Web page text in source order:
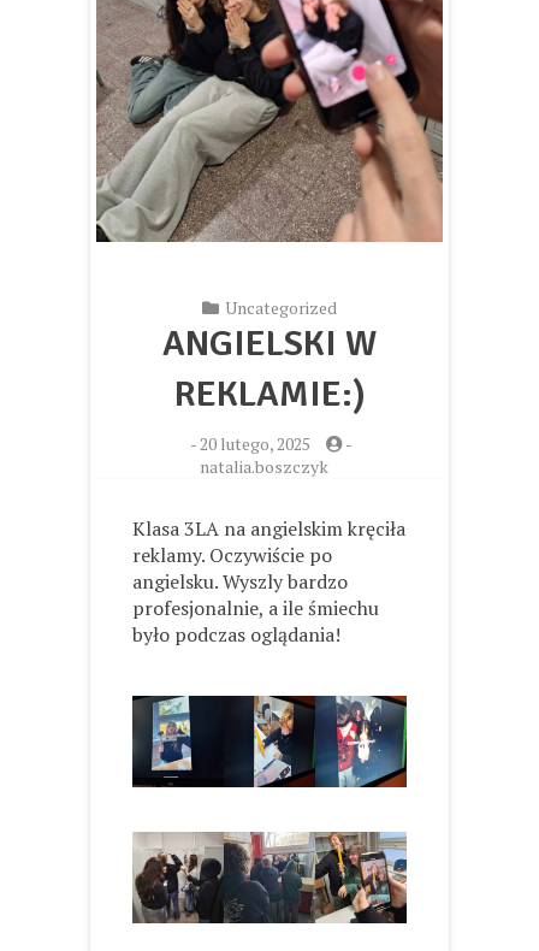
Uncategorized
ANGIELSKI W
REKLAMIE:)
-20 lutego, 2025
-
natalia.boszczyk
Klasa 3LA na angielskim kręciła
reklamy. Oczywiście po
angielsku. Wyszly bardzo
profesjonalnie, a ile śmiechu
było podczas oglądania!